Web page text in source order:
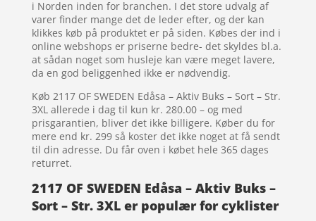
i Norden inden for branchen. I det store udvalg af
varer finder mange det de leder efter, og der kan
klikkes køb på produktet er på siden. Købes der ind i
online webshops er priserne bedre- det skyldes bl.a.
at sådan noget som husleje kan være meget lavere,
da en god beliggenhed ikke er nødvendig.
Køb 2117 OF SWEDEN Edåsa – Aktiv Buks – Sort – Str.
3XL allerede i dag til kun kr. 280.00 – og med
prisgarantien, bliver det ikke billigere. Køber du for
mere end kr. 299 så koster det ikke noget at få sendt
til din adresse. Du får oven i købet hele 365 dages
returret.
2117 OF SWEDEN Edåsa – Aktiv Buks –
Sort – Str. 3XL er populær for cyklister